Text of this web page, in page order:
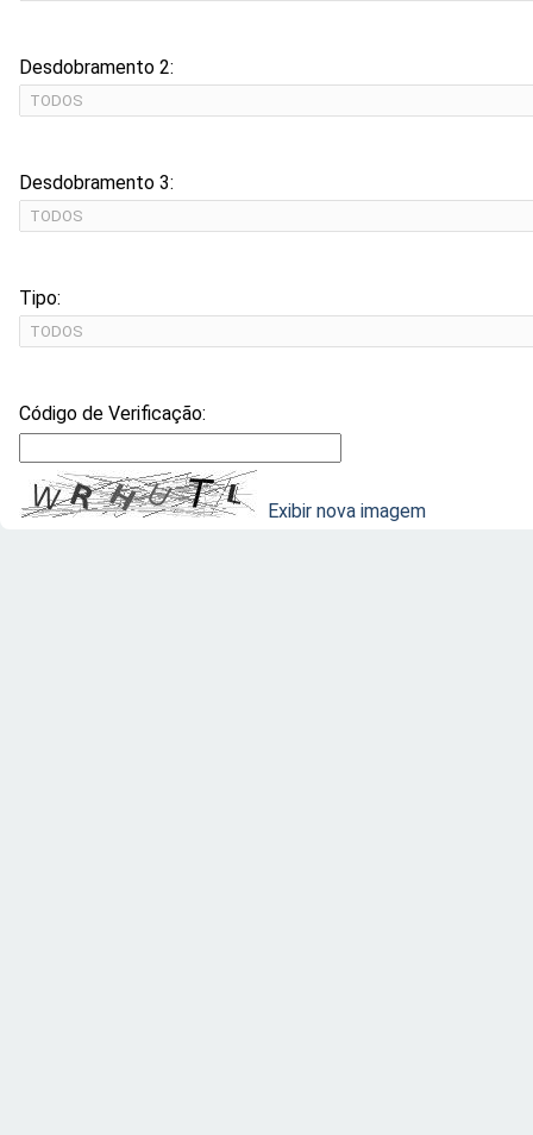
Desdobramento 2:
Desdobramento 3:
Tipo:
Código de Verificação:
Exibir nova imagem